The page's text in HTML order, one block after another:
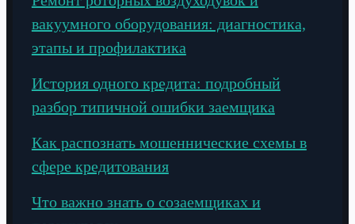
вакуумного оборудования: диагностика,
этапы и профилактика
История одного кредита: подробный
разбор типичной ошибки заемщика
Как распознать мошеннические схемы в
сфере кредитования
Что важно знать о созаемщиках и